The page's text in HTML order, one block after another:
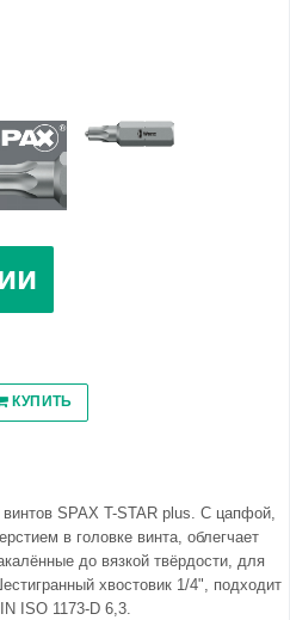
КУПИТЬ
SPAX T-STAR plus. С цапфой,
в головке винта, облегчает
до вязкой твёрдости, для
хвостовик 1/4", подходит
ISO 1173-D 6,3.